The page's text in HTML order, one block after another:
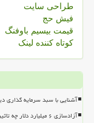
طراحی سایت
فیش حج
قیمت بیسیم باوفنگ
کوتاه کننده لینک
آشنایی با سبد سرمایه گذاری
آزادسازی ۶ میلیارد دلار چه تاثیری بر نرخ دلار و معیشت مردم دارد؟